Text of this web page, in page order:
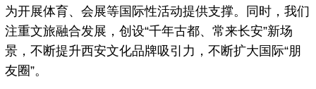
为开展体育、会展等国际性活动提供支撑。同时，我们
注重文旅融合发展，创设“千年古都、常来长安”新场
景，不断提升西安文化品牌吸引力，不断扩大国际“朋
友圈”。